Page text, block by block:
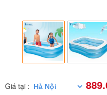
Giá tại :